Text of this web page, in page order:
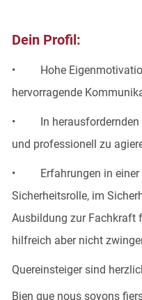
Dein Profil:
• Hohe
hervorragende
• In herausfordernden
und professionell zu
• Erfahrungen in einer
Sicherheitsrolle, im
Ausbildung zur Fachkraft
hilfreich aber nicht
Quereinsteiger sind
Bien que nous soyons